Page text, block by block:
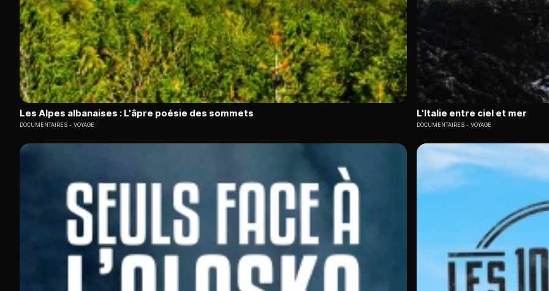
Les Alpes albanaises : L'âpre poésie des sommets
DOCUMENTAIRES VOYAGE
L'Italie entre ciel et mer
DOCUMENTAIRES VOYAGE